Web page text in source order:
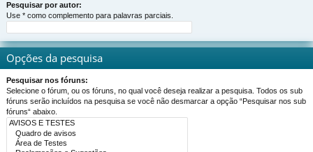
Pesquisar por autor:
Use * como complemento para palavras parciais.
Opções da pesquisa
Pesquisar nos fóruns:
Selecione o fórum, ou os fóruns, no qual você deseja realizar a pesquisa. Todos os sub
fóruns serão incluídos na pesquisa se você não desmarcar a opção “Pesquisar nos sub
fóruns“ abaixo.